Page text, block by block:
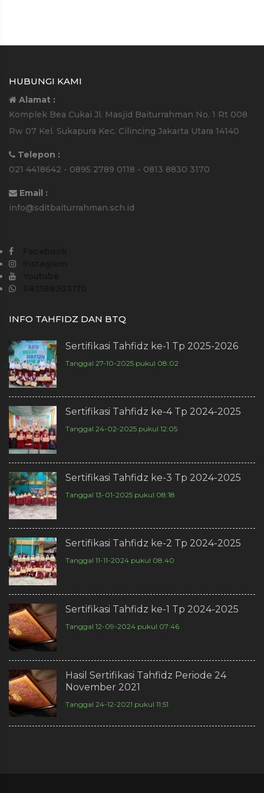
HUBUNGI KAMI
Alamat :
Komplek Bea Cukai Jl. Masjid Baiturrahman No. 1 Rt 008
Rw 07 Kel. Sukapura Kec. Cilincing Jakarta Utara 14140
Telepon :
021 4418642 - 0895 2789 0118 - 0813 8830 3170
Email :
info@sditbaiturrahman.sch.id
INFO TAHFIDZ DAN BTQ
Sertifikasi Tahfidz ke-1 Tp 2025-2026
Tanggal 27-10-2025 pukul 08:02
Sertifikasi Tahfidz ke-4 Tp 2024-2025
Tanggal 24-02-2025 pukul 12:05
Sertifikasi Tahfidz ke-3 Tp 2024-2025
Tanggal 13-01-2025 pukul 08:18
Sertifikasi Tahfidz ke-2 Tp 2024-2025
Tanggal 11-11-2024 pukul 08:40
Sertifikasi Tahfidz ke-1 Tp 2024-2025
Tanggal 12-09-2024 pukul 07:46
Hasil Sertifikasi Tahfidz Periode 24
November 2021
Tanggal 24-12-2021 pukul 11:51